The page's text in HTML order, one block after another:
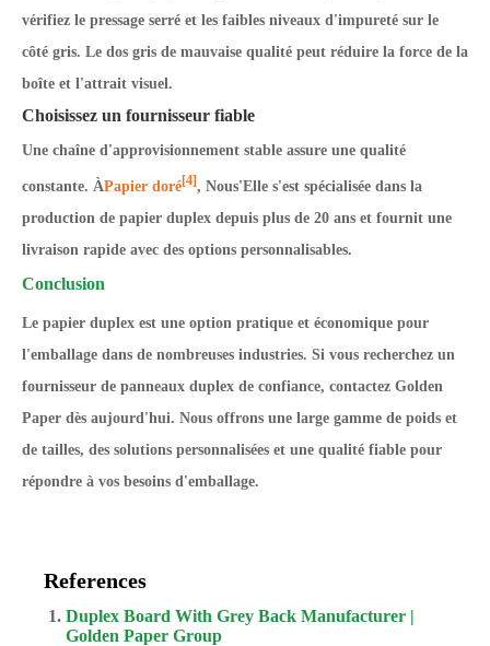
vérifiez le pressage serré et les faibles niveaux d'impureté sur le
côté gris. Le dos gris de mauvaise qualité peut réduire la force de la
boîte et l'attrait visuel.
Choisissez un fournisseur fiable
Une chaîne d'approvisionnement stable assure une qualité
constante. ÀPapier doré[4], Nous'Elle s'est spécialisée dans la
production de papier duplex depuis plus de 20 ans et fournit une
livraison rapide avec des options personnalisables.
Conclusion
Le papier duplex est une option pratique et économique pour
l'emballage dans de nombreuses industries. Si vous recherchez un
fournisseur de panneaux duplex de confiance, contactez Golden
Paper dès aujourd'hui. Nous offrons une large gamme de poids et
de tailles, des solutions personnalisées et une qualité fiable pour
répondre à vos besoins d'emballage.
References
Duplex Board With Grey Back Manufacturer |
Golden Paper Group